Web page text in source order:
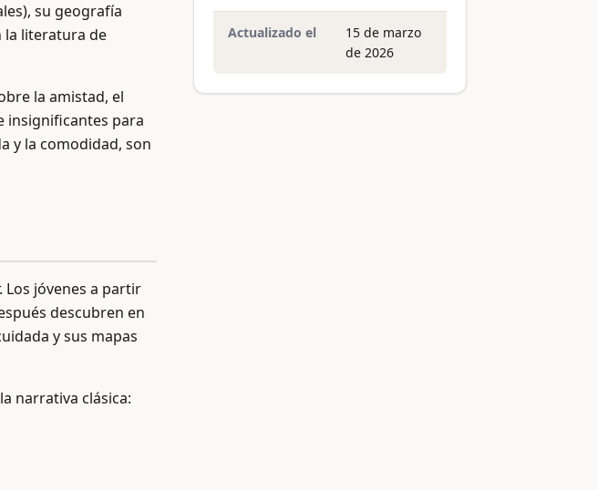
su geografía
la literatura de
la amistad, el
insignificantes para
y la comodidad, son
Los jóvenes a partir
descubren en
y sus mapas
narrativa clásica:
Actualizado el
15 de marzo
de 2026